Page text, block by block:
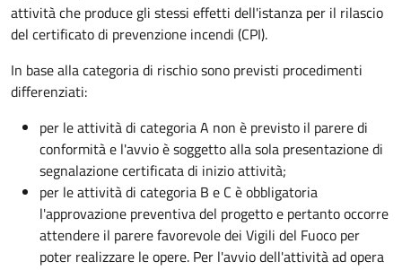
attività che produce gli stessi effetti dell'istanza per il rilascio
del certificato di prevenzione incendi (CPI).
In base alla categoria di rischio sono previsti procedimenti
differenziati:
per le attività di categoria A non è previsto il parere di
conformità e l'avvio è soggetto alla sola presentazione di
segnalazione certificata di inizio attività;
per le attività di categoria B e C è obbligatoria
l'approvazione preventiva del progetto e pertanto occorre
attendere il parere favorevole dei Vigili del Fuoco per
poter realizzare le opere. Per l'avvio dell'attività ad opera